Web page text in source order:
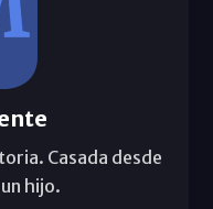
Casada desde
hijo.